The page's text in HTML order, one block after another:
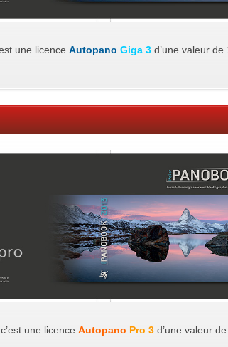
une licence Autopano Giga 3 d’une valeur de
une licence Autopano Pro 3 d’une valeur